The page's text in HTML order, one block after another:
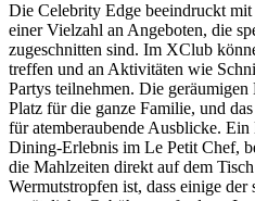
Die Celebrity Edge beeindruckt
einer Vielzahl an Angeboten, die
zugeschnitten sind. Im XClub
treffen und an Aktivitäten wie
Partys teilnehmen. Die
Platz für die ganze Familie, und
für atemberaubende Ausblicke.
Dining-Erlebnis im Le Petit Chef,
die Mahlzeiten direkt auf dem
Wermutstropfen ist, dass einige